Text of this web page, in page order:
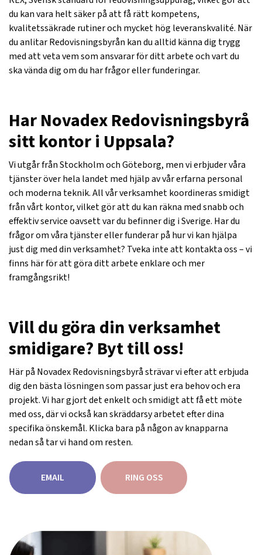
du kan vara helt säker på att få rätt kompetens,
kvalitetssäkrade rutiner och mycket hög leveranskvalité. När
du anlitar Redovisningsbyrån kan du alltid känna dig trygg
med att veta vem som ansvarar för ditt arbete och vart du
ska vända dig om du har frågor eller funderingar.
Har Novadex Redovisningsbyrå
sitt kontor i Uppsala?
Vi utgår från Stockholm och Göteborg, men vi erbjuder våra
tjänster över hela landet med hjälp av vår erfarna personal
och moderna teknik. All vår verksamhet koordineras smidigt
från vårt kontor, vilket gör att du kan räkna med snabb och
effektiv service oavsett var du befinner dig i Sverige. Har du
frågor om våra tjänster eller funderar på hur vi kan hjälpa
just dig med din verksamhet? Tveka inte att kontakta oss – vi
finns här för att göra ditt arbete enklare och mer
framgångsrikt!
Vill du göra din verksamhet
smidigare? Byt till oss!
Här på Novadex Redovisningsbyrå strävar vi efter att erbjuda
dig den bästa lösningen som passar just era behov och era
projekt. Vi har gjort det enkelt och smidigt att få ett möte
med oss, där vi också kan skräddarsy arbetet efter dina
specifika önskemål. Klicka bara på någon av knapparna
nedan så tar vi hand om resten.
EMAIL RING OSS